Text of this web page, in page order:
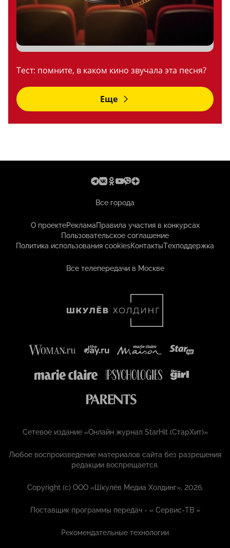
Тест: помните, в каком кино звучала эта песня?
Еще
Все города
О проектеРекламаПравила участия в конкурсах
Пользовательское соглашение
Политика использования cookiesКонтактыТехподдержка
Все телепередачи в Москве
Сетевое издание «Онлайн журнал StarHit (СтарХит)»
Любое воспроизведение материалов сайта без разрешения
редакции воспрещается.
Copyright (с) ООО «Шкулёв Медиа Холдинг», 2026.
Поставщик программы передач - «Сервис-ТВ »
Рекомендательные технологии